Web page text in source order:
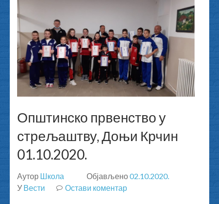
Општинско првенство у
стрељаштву, Доњи Крчин
01.10.2020.
Аутор Школа Објављено02.10.2020.
У Вести Остави коментар